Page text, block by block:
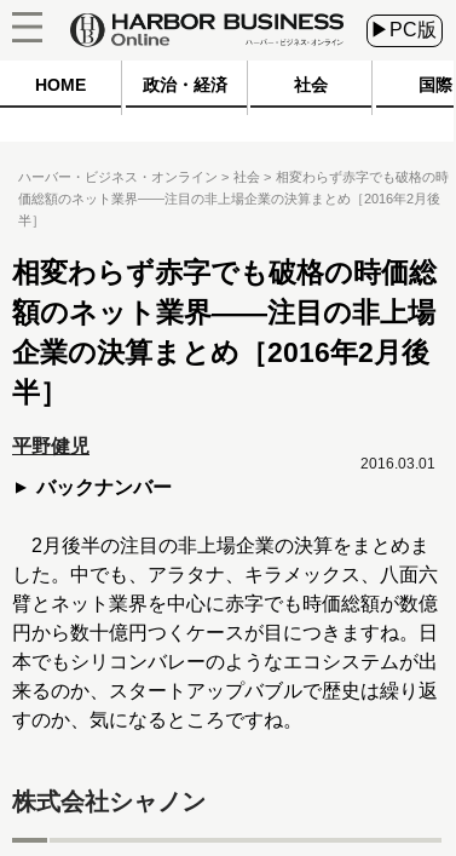
▶PC版
HOME 政治・経済 社会 国際
ハーバー・ビジネス・オンライン 社会
相変わらず赤字でも破格の時
価総額のネット業界――注目の非上場企業の決算まとめ［2016年2月後
半］
相変わらず赤字でも破格の時価総
額のネット業界――注目の非上場
企業の決算まとめ［2016年2月後
半］
平野健児
バックナンバー
2016.03.01
2月後半の注目の非上場企業の決算をまとめま
した。中でも、アラタナ、キラメックス、八面六
臂とネット業界を中心に赤字でも時価総額が数億
円から数十億円つくケースが目につきますね。日
本でもシリコンバレーのようなエコシステムが出
来るのか、スタートアップバブルで歴史は繰り返
すのか、気になるところですね。
株式会社シャノン